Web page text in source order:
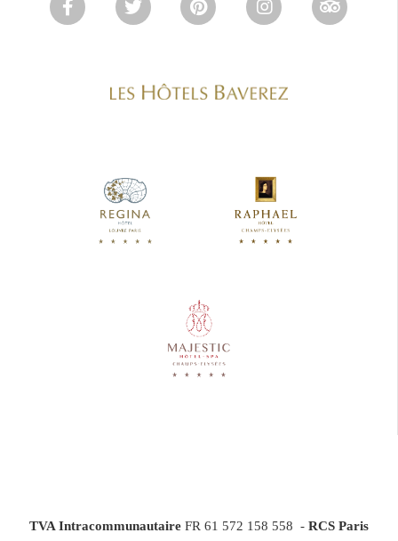
TVA Intracommunautaire FR 61 572 158 558 - RCS Paris